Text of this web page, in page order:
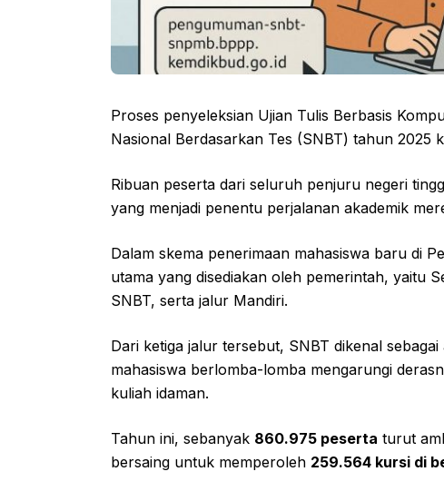
Proses penyeleksian Ujian Tulis Berbasis
Nasional Berdasarkan Tes (SNBT) tahun 2025
Ribuan peserta dari seluruh penjuru negeri
yang menjadi penentu perjalanan akademik
Dalam skema penerimaan mahasiswa baru di
utama yang disediakan oleh pemerintah, yaitu
SNBT, serta jalur Mandiri.
Dari ketiga jalur tersebut, SNBT dikenal
mahasiswa berlomba-lomba mengarungi
kuliah idaman.
Tahun ini, sebanyak 860.975 peserta turut
bersaing untuk memperoleh 259.564 kursi di